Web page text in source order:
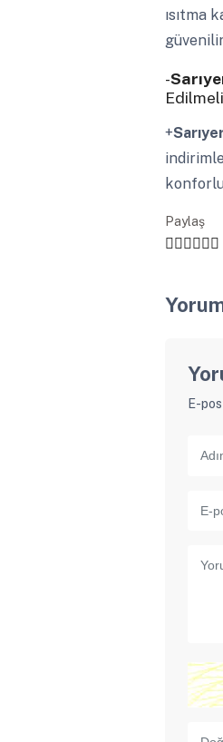
ısıtma
-
+
konforlu
Paylaş
E-